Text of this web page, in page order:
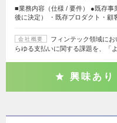
■業務内容（仕様 / 要件） ●既存事
後に決定） ・既存プロダクト・顧
会社概要
フィンテック領域に
らゆる支払いに関する課題を、「
興味あり